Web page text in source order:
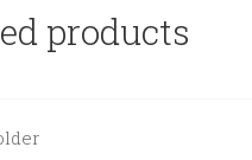
products